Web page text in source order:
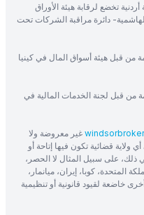
تخضع لرقابة هيئة الأوراق
الهاشمية- دائرة مراقبة الشركات تحت
من قبل هيئة أسواق المال في كينيا
من قبل لجنة الخدمات المالية في
غير معروضة ولا
قضائية تكون فيها إتاحة أو
ذلك، على سبيل المثال لا الحصر،
المتحدة، كوبا، إيران، ميانمار،
خاضعة لقيود قانونية أو تنظيمية